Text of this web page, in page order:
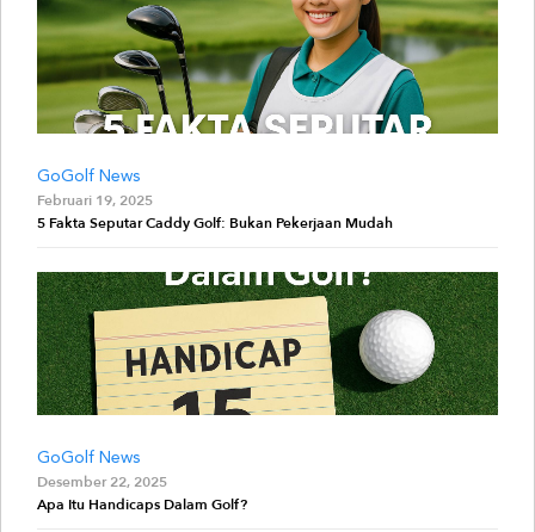
GoGolf News
Februari 19, 2025
5 Fakta Seputar Caddy Golf: Bukan Pekerjaan Mudah
GoGolf News
Desember 22, 2025
Apa Itu Handicaps Dalam Golf?